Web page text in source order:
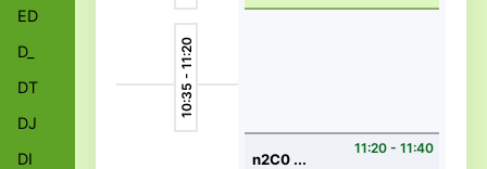
ED
D_
DT
DJ
DI
10:35 - 11:20
11:20 - 11:40
n2C0 ...